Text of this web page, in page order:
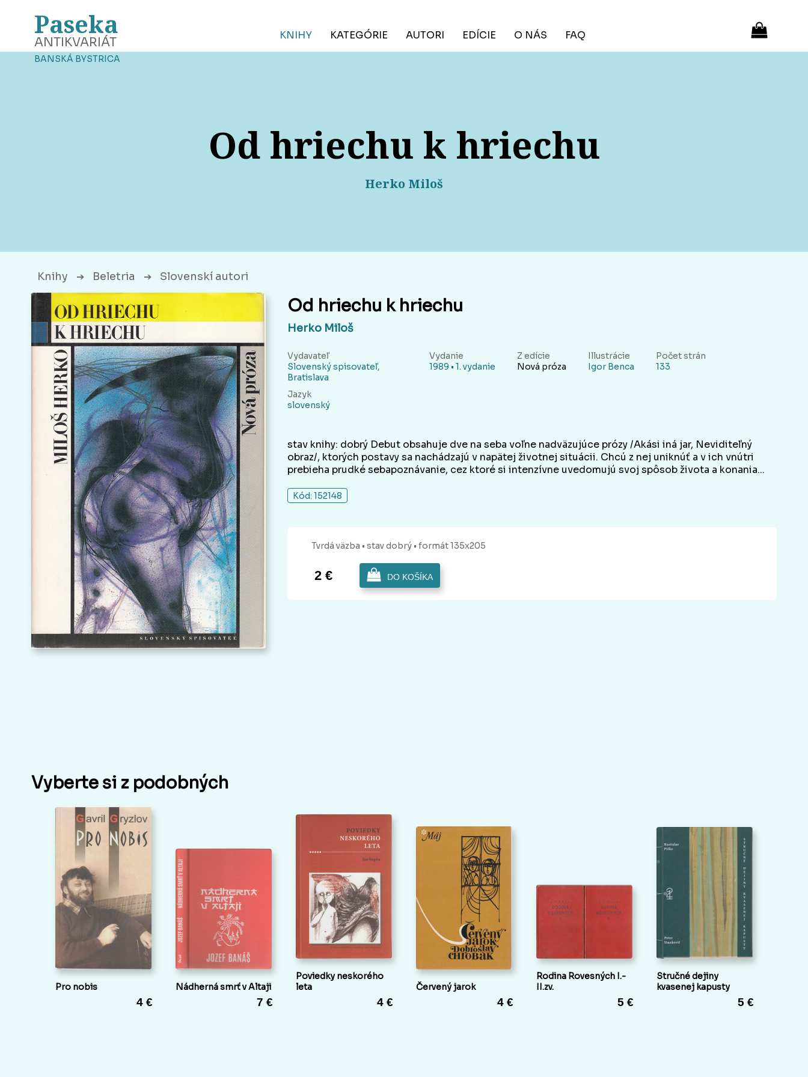
Paseka
ANTIKVARIÁT
BANSKÁ BYSTRICA
KNIHY KATEGÓRIE AUTORI EDÍCIE O NÁS FAQ
Od hriechu k hriechu
Herko Miloš
Knihy ➔ Beletria ➔ Slovenskí autori
Od hriechu k hriechu
Herko Miloš
Vydavateľ
Slovenský spisovateľ,
Bratislava
Vydanie
1989 • 1. vydanie
Z edície
Nová próza
Illustrácie
Igor Benca
Počet strán
133
Jazyk
slovenský
stav knihy: dobrý Debut obsahuje dve na seba voľne nadväzujúce prózy /Akási iná jar, Neviditeľný
obraz/, ktorých postavy sa nachádzajú v napätej životnej situácii. Chcú z nej uniknúť a v ich vnútri
prebieha prudké sebapoznávanie, cez ktoré si intenzívne uvedomujú svoj spôsob života a konania...
Kód: 152148
Tvrdá väzba • stav dobrý • formát 135x205
2 € DO KOŠÍKA
Vyberte si z podobných
Pro nobis
4 €
Nádherná smrť v Altaji
7 €
Poviedky neskorého
leta
4 €
Červený jarok
4 €
Rodina Rovesných I.-
II.zv.
5 €
Stručné dejiny
kvasenej kapusty
5 €